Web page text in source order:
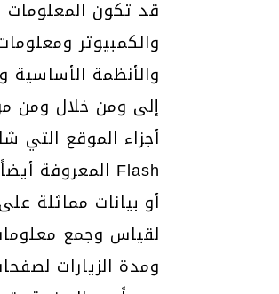
قد تكون المعلومات
والكمبيوتر
والأنظمة الأساسية
أجزاء الموقع التي
ومدة الزيارات